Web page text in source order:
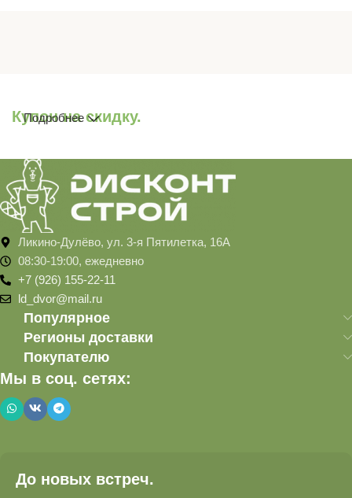
Купон на скидку.
Подробнее
Ликино-Дулёво, ул. 3-я Пятилетка, 16А
08:30-19:00, ежедневно
+7 (926) 155-22-11
ld_dvor@mail.ru
Популярное
Регионы доставки
Покупателю
Мы в соц. сетях:
До новых встреч.